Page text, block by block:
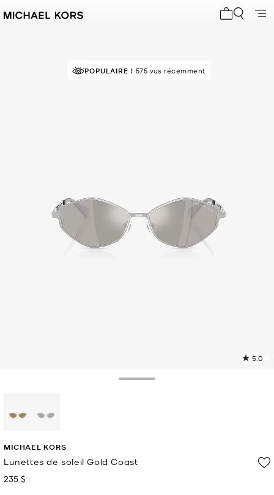
POPULAIRE ! 575 vus récemment
5.0
MICHAEL KORS
Lunettes de soleil Gold Coast
maintenant
235 $